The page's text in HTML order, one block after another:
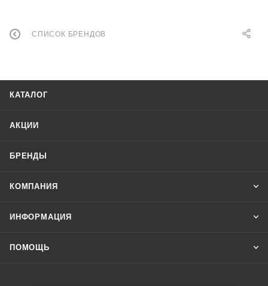
СПИСОК БРЕНДОВ
КАТАЛОГ
АКЦИИ
БРЕНДЫ
КОМПАНИЯ
ИНФОРМАЦИЯ
ПОМОЩЬ